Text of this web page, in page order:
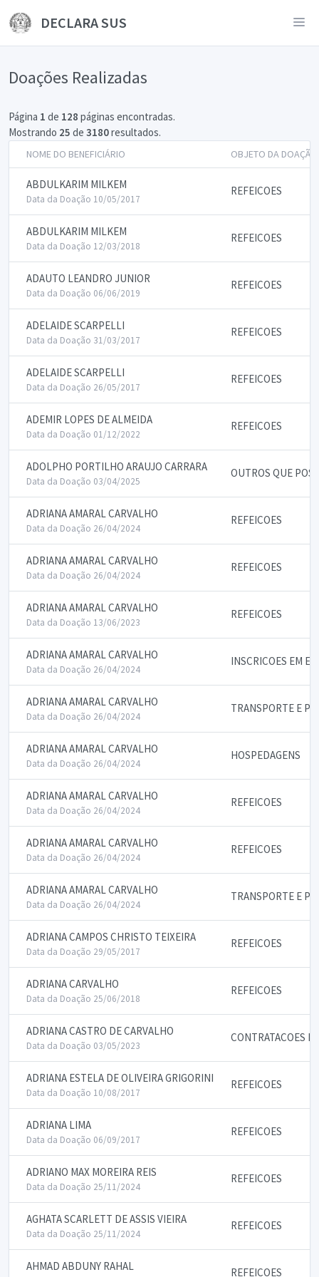
DECLARA SUS
Doações Realizadas
Página 1 de 128 páginas encontradas.
Mostrando 25 de 3180resultados.
NOME DO BENEFICIÁRIO OBJETO DA DOAÇÃO
ABDULKARIM MILKEM
Data da Doação 10/05/2017
REFEICOES
ABDULKARIM MILKEM
Data da Doação 12/03/2018
REFEICOES
ADAUTO LEANDRO JUNIOR
Data da Doação 06/06/2019
REFEICOES
ADELAIDE SCARPELLI
Data da Doação 31/03/2017
REFEICOES
ADELAIDE SCARPELLI
Data da Doação 26/05/2017
REFEICOES
ADEMIR LOPES DE ALMEIDA
Data da Doação 01/12/2022
REFEICOES
ADOLPHO PORTILHO ARAUJO CARRARA
Data da Doação 03/04/2025
OUTROS QUE
ADRIANA AMARAL CARVALHO
Data da Doação 26/04/2024
REFEICOES
ADRIANA AMARAL CARVALHO
Data da Doação 26/04/2024
REFEICOES
ADRIANA AMARAL CARVALHO
Data da Doação 13/06/2023
REFEICOES
ADRIANA AMARAL CARVALHO
Data da Doação 26/04/2024
INSCRICOES EM
ADRIANA AMARAL CARVALHO
Data da Doação 26/04/2024
TRANSPORTE E
ADRIANA AMARAL CARVALHO
Data da Doação 26/04/2024
HOSPEDAGENS
ADRIANA AMARAL CARVALHO
Data da Doação 26/04/2024
REFEICOES
ADRIANA AMARAL CARVALHO
Data da Doação 26/04/2024
REFEICOES
ADRIANA AMARAL CARVALHO
Data da Doação 26/04/2024
TRANSPORTE E
ADRIANA CAMPOS CHRISTO TEIXEIRA
Data da Doação 29/05/2017
REFEICOES
ADRIANA CARVALHO
Data da Doação 25/06/2018
REFEICOES
ADRIANA CASTRO DE CARVALHO
Data da Doação 03/05/2023
CONTRATACOES
ADRIANA ESTELA DE OLIVEIRA GRIGORINI
Data da Doação 10/08/2017
REFEICOES
ADRIANA LIMA
Data da Doação 06/09/2017
REFEICOES
ADRIANO MAX MOREIRA REIS
Data da Doação 25/11/2024
REFEICOES
AGHATA SCARLETT DE ASSIS VIEIRA
Data da Doação 25/11/2024
REFEICOES
AHMAD ABDUNY RAHAL REFEICOES